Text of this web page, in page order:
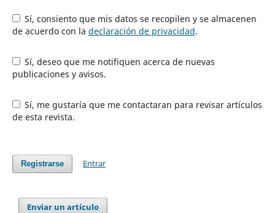
Sí, consiento que mis datos se recopilen y se almacenen
de acuerdo con la declaración de privacidad.
Sí, deseo que me notifiquen acerca de nuevas
publicaciones y avisos.
Sí, me gustaría que me contactaran para revisar artículos
de esta revista.
Registrarse Entrar
Enviar un artículo